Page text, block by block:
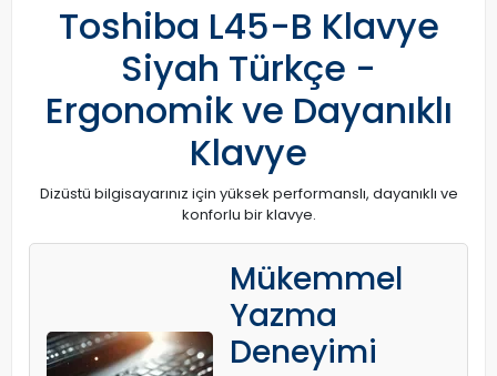
Toshiba L45-B Klavye
Siyah Türkçe -
Ergonomik ve Dayanıklı
Klavye
Dizüstü bilgisayarınız için yüksek performanslı, dayanıklı ve
konforlu bir klavye.
Mükemmel
Yazma
Deneyimi